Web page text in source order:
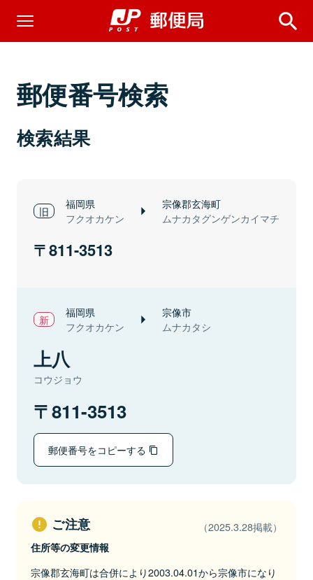
郵便番号検索
検索結果
福岡県
フクオカケン
宗像郡玄海町
ムナカタグンゲンカイマチ
811-3513
福岡県
フクオカケン
宗像市
ムナカタシ
上八
コウジョウ
811-3513
郵便番号をコピーする
ご注意 （2025.3.28掲載）
住所等の変更情報
宗像郡玄海町は合併により2003.04.01から宗像市になり